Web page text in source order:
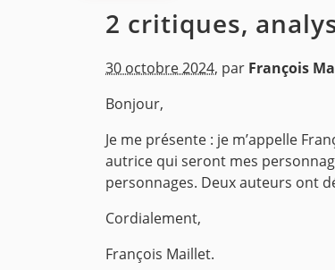
2 critiques,
30 octobre 2024, par François
Bonjour,
Je me présente : je m’appelle
autrice qui seront mes
personnages. Deux auteurs ont
Cordialement,
François Maillet.